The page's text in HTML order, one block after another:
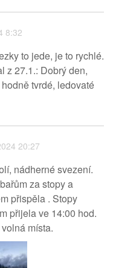
8:32
to jede, je to rychlé.
z 27.1.: Dobrý den,
tvrdé, ledovaté
20:27
nádherné svezení.
za stopy a
přispěla . Stopy
přijela ve 14:00 hod.
místa.